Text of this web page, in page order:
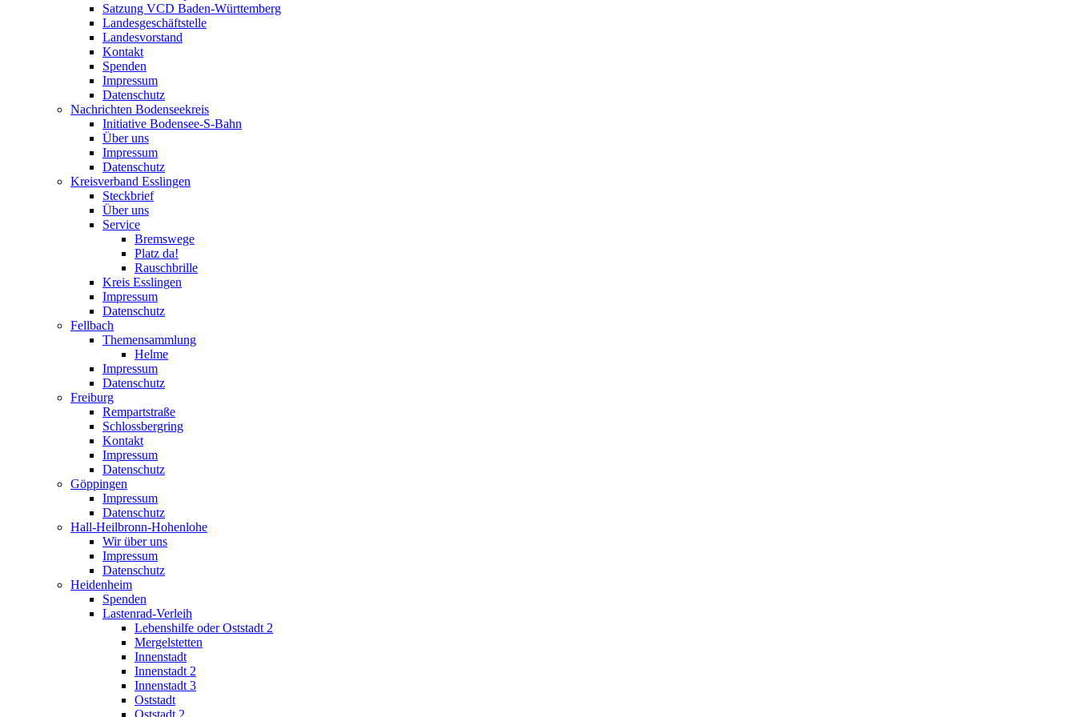
Satzung VCD Baden-Württemberg
Landesgeschäftstelle
Landesvorstand
Kontakt
Spenden
Impressum
Datenschutz
Nachrichten Bodenseekreis
Initiative Bodensee-S-Bahn
Über uns
Impressum
Datenschutz
Kreisverband Esslingen
Steckbrief
Über uns
Service
Bremswege
Platz da!
Rauschbrille
Kreis Esslingen
Impressum
Datenschutz
Fellbach
Themensammlung
Helme
Impressum
Datenschutz
Freiburg
Rempartstraße
Schlossbergring
Kontakt
Impressum
Datenschutz
Göppingen
Impressum
Datenschutz
Hall-Heilbronn-Hohenlohe
Wir über uns
Impressum
Datenschutz
Heidenheim
Spenden
Lastenrad-Verleih
Lebenshilfe oder Oststadt 2
Mergelstetten
Innenstadt
Innenstadt 2
Innenstadt 3
Oststadt
Oststadt 2